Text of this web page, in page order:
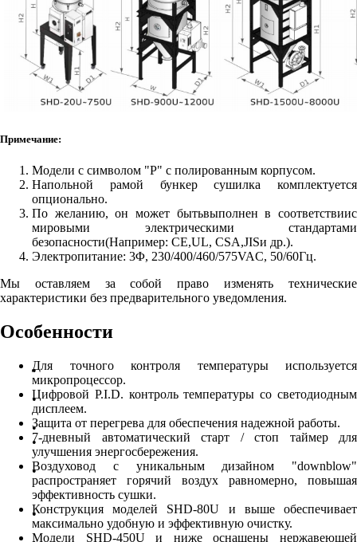
Примечание:
Модели с символом "P" с полированным корпусом.
Напольной рамой бункер сушилка комплектуется
опционально.
По желанию, он может бытьвыполнен в соответствиис
мировыми электрическими стандартами
безопасности(Например: CE,UL, CSA,JISи др.).
Электропитание: 3Φ, 230/400/460/575VAC, 50/60Гц.
Мы оставляем за собой право изменять технические
характеристики без предварительного уведомления.
Особенности
Для точного контроля температуры используется
микропроцессор.
Цифровой P.I.D. контроль температуры со светодиодным
дисплеем.
Защита от перегрева для обеспечения надежной работы.
7-дневный автоматический старт / стоп таймер для
улучшения энергосбережения.
Воздуховод с уникальным дизайном "downblow"
распространяет горячий воздух равномерно, повышая
эффективность сушки.
Конструкция моделей SHD-80U и выше обеспечивает
максимально удобную и эффективную очистку.
Модели SHD-450U и ниже оснащены нержавеющей